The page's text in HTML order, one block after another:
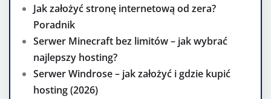
Jak założyć stronę internetową od zera?
Poradnik
Serwer Minecraft bez limitów – jak wybrać
najlepszy hosting?
Serwer Windrose – jak założyć i gdzie kupić
hosting (2026)